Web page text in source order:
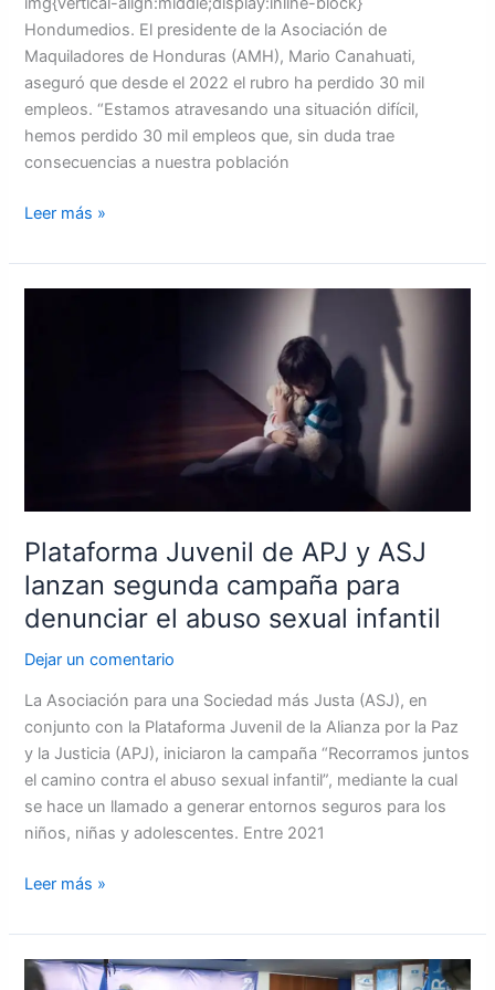
Hondumedios. El presidente de la Asociación de
Maquiladores de Honduras (AMH), Mario Canahuati,
aseguró que desde el 2022 el rubro ha perdido 30 mil
empleos. “Estamos atravesando una situación difícil,
hemos perdido 30 mil empleos que, sin duda trae
consecuencias a nuestra población
Leer más »
Plataforma Juvenil de APJ y ASJ
lanzan segunda campaña para
denunciar el abuso sexual infantil
Dejar un comentario
La Asociación para una Sociedad más Justa (ASJ), en
conjunto con la Plataforma Juvenil de la Alianza por la Paz
y la Justicia (APJ), iniciaron la campaña “Recorramos juntos
el camino contra el abuso sexual infantil”, mediante la cual
se hace un llamado a generar entornos seguros para los
niños, niñas y adolescentes. Entre 2021
campaña
para
denunciar
el
abuso
infantil
Leer más »
Bloque